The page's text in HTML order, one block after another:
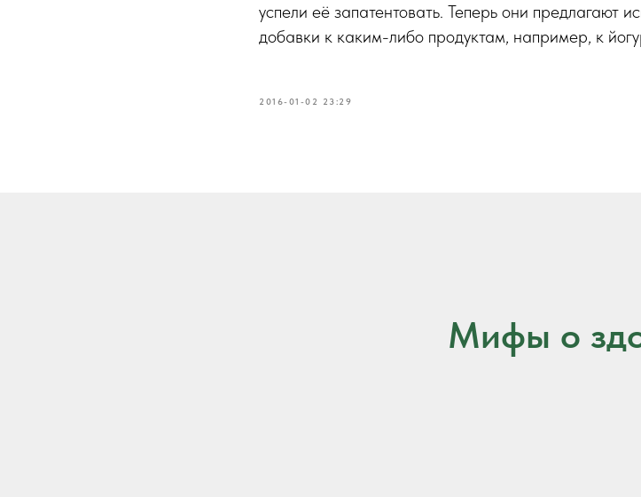
успели её запатентовать. Теперь они предлагают
добавки к каким-либо продуктам, например, к
2016-01-02 23:29
Мифы о